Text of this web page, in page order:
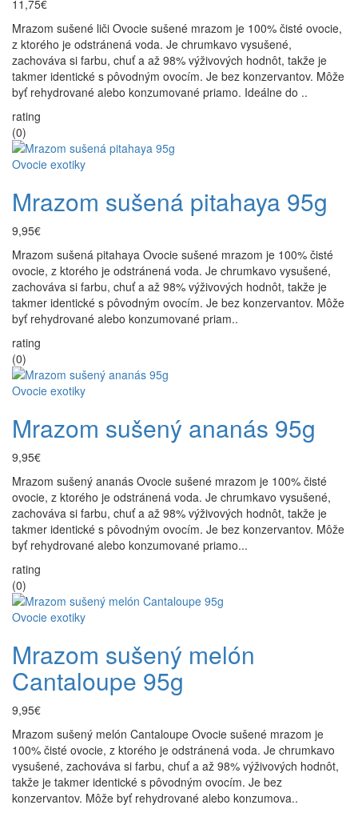
11,75€
Mrazom sušené liči Ovocie sušené mrazom je 100% čisté ovocie,
z ktorého je odstránená voda. Je chrumkavo vysušené,
zachováva si farbu, chuť a až 98% výživových hodnôt, takže je
takmer identické s pôvodným ovocím. Je bez konzervantov. Môže
byť rehydrované alebo konzumované priamo. Ideálne do ..
rating
(0)
Ovocie exotiky
Mrazom sušená pitahaya 95g
9,95€
Mrazom sušená pitahaya Ovocie sušené mrazom je 100% čisté
ovocie, z ktorého je odstránená voda. Je chrumkavo vysušené,
zachováva si farbu, chuť a až 98% výživových hodnôt, takže je
takmer identické s pôvodným ovocím. Je bez konzervantov. Môže
byť rehydrované alebo konzumované priam..
rating
(0)
Ovocie exotiky
Mrazom sušený ananás 95g
9,95€
Mrazom sušený ananás Ovocie sušené mrazom je 100% čisté
ovocie, z ktorého je odstránená voda. Je chrumkavo vysušené,
zachováva si farbu, chuť a až 98% výživových hodnôt, takže je
takmer identické s pôvodným ovocím. Je bez konzervantov. Môže
byť rehydrované alebo konzumované priamo...
rating
(0)
Ovocie exotiky
Mrazom sušený melón
Cantaloupe 95g
9,95€
Mrazom sušený melón Cantaloupe Ovocie sušené mrazom je
100% čisté ovocie, z ktorého je odstránená voda. Je chrumkavo
vysušené, zachováva si farbu, chuť a až 98% výživových hodnôt,
takže je takmer identické s pôvodným ovocím. Je bez
konzervantov. Môže byť rehydrované alebo konzumova..